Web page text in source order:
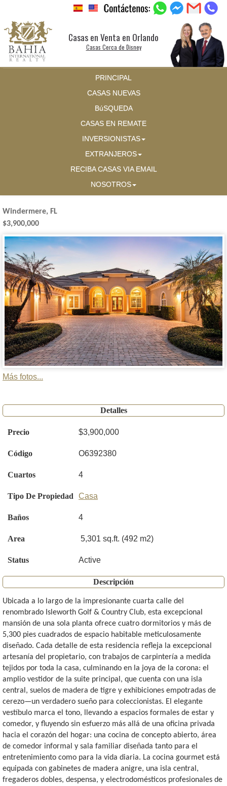
Casas en Venta en Orlando
Casas Cerca de Disney
PRINCIPAL
CASAS NUEVAS
BúSQUEDA
CASAS EN REMATE
INVERSIONISTAS
EXTRANJEROS
RECIBA CASAS VIA EMAIL
NOSOTROS
Windermere, FL
$3,900,000
Más fotos...
Detalles
Precio $3,900,000
Código O6392380
Cuartos 4
Tipo De Propiedad Casa
Baños 4
Area 5,301 sq.ft. (492 m2)
Status Active
Descripción
Ubicada a lo largo de la impresionante cuarta calle del
renombrado Isleworth Golf & Country Club, esta excepcional
mansión de una sola planta ofrece cuatro dormitorios y más de
5,300 pies cuadrados de espacio habitable meticulosamente
diseñado. Cada detalle de esta residencia refleja la excepcional
artesanía del propietario, con trabajos de carpintería a medida
tejidos por toda la casa, culminando en la joya de la corona: el
amplio vestidor de la suite principal, que cuenta con una isla
central, suelos de madera de tigre y exhibiciones empotradas de
cerezo—un verdadero sueño para coleccionistas. El elegante
vestíbulo marca el tono, llevando a espacios formales de estar y
comedor, y fluyendo sin esfuerzo más allá de una oficina privada
hacia el corazón del hogar: una cocina de concepto abierto, área
de comedor informal y sala familiar diseñada tanto para el
entretenimiento como para la vida diaria. La cocina gourmet está
equipada con gabinetes de madera anigre, una isla central,
fregaderos dobles, despensa, y electrodomésticos profesionales de